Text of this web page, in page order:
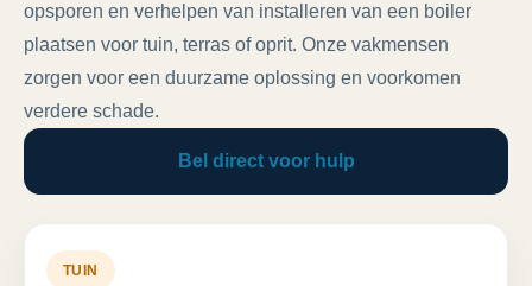
opsporen en verhelpen van installeren van een boiler
plaatsen voor tuin, terras of oprit. Onze vakmensen
zorgen voor een duurzame oplossing en voorkomen
verdere schade.
Bel direct voor hulp
TUIN